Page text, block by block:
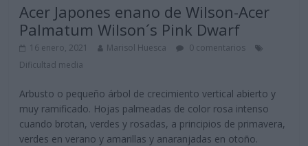
Acer Japones enano de Wilson-Acer
Palmatum Wilson´s Pink Dwarf
16 enero, 2021 Marisol Huesca
0 comentarios
Dificultad media
Arbusto o pequeño árbol de crecimiento vertical abierto y
muy ramificado. Hojas palmeadas de color rosa intenso
cuando brotan, verdes y rosadas, a principios de primavera,
verdes en verano y amarillas y anaranjadas en otoño.